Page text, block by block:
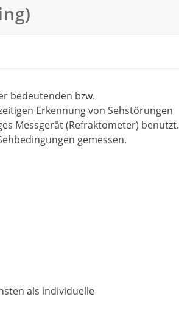
bedeutenden bzw.
Erkennung von Sehstörungen
Messgerät (Refraktometer) benutzt.
gemessen.
als individuelle